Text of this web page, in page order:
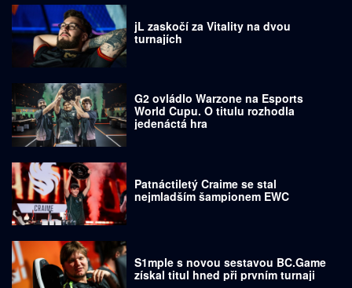
jL zaskočí za Vitality na dvou
turnajích
G2 ovládlo Warzone na Esports
World Cupu. O titulu rozhodla
jedenáctá hra
Patnáctiletý Craime se stal
nejmladším šampionem EWC
S1mple s novou sestavou BC.Game
získal titul hned při prvním turnaji